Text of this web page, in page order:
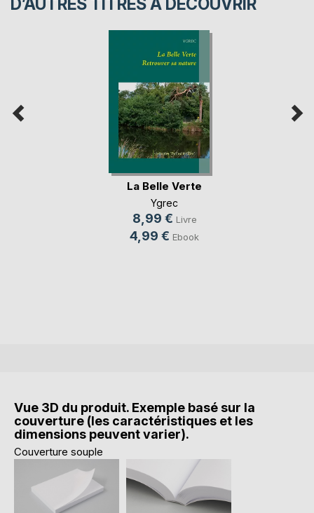
La Belle Verte
Ygrec
8,99 € Livre
4,99 € Ebook
Vue 3D du produit. Exemple basé sur la
couverture (les caractéristiques et les
dimensions peuvent varier).
Couverture souple